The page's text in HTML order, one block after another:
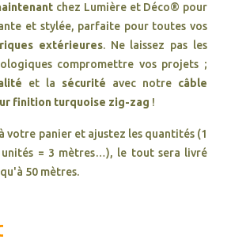
chez Lumière et Déco® pour
et stylée, parfaite pour toutes vos
extérieures. Ne laissez pas les
compromettre vos projets ;
et la sécurité avec notre câble
finition turquoise zig-zag !
votre panier et ajustez les quantités (1
= 3 mètres…), le tout sera livré
50 mètres.